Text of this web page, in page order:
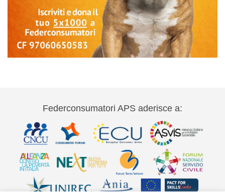
Federconsumatori APS aderisce a: